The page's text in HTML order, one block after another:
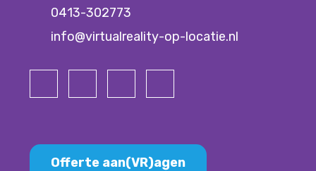
0413-302773
info@virtualreality-op-locatie.nl
Offerte aan(VR)agen